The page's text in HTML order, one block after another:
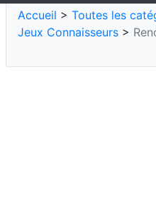
Accueil > Toutes les
Jeux Connaisseurs >